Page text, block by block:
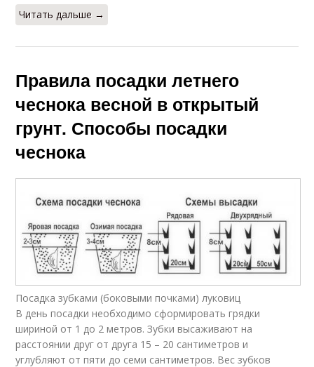
Читать дальше →
Правила посадки летнего
чеснока весной в открытый
грунт. Способы посадки
чеснока
Посадка зубками (боковыми почками) луковиц
В день посадки необходимо сформировать грядки
шириной от 1 до 2 метров. Зубки высаживают на
расстоянии друг от друга 15 – 20 сантиметров и
углубляют от пяти до семи сантиметров. Вес зубков